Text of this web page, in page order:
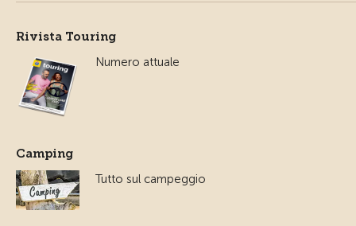
Rivista Touring
Numero attuale
Camping
Tutto sul campeggio